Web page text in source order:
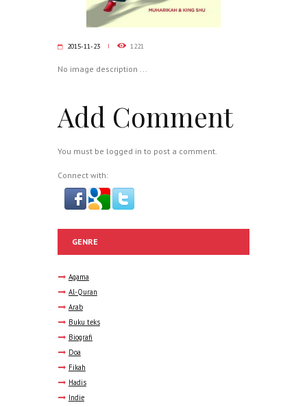
2015-11-23 1221
No image description ...
Add Comment
You must be logged in to post a comment.
Connect with:
GENRE
Agama
Al-Quran
Arab
Buku teks
Biografi
Doa
Fikah
Hadis
Indie